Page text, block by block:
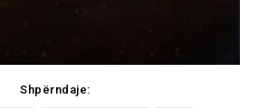
Shpërndaje: